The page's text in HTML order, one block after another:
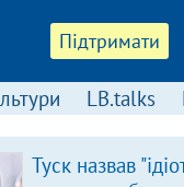
Підтримати
LB.talks
Туск назвав